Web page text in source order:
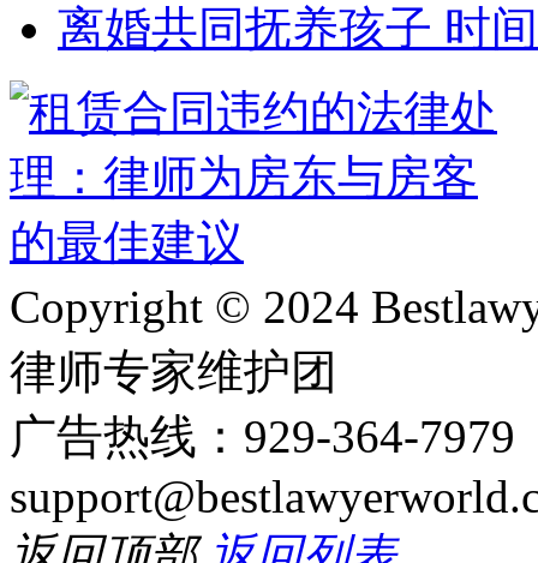
离婚共同抚养孩子 时
Copyright © 2024
律师专家维护团
广告热线：929-364-